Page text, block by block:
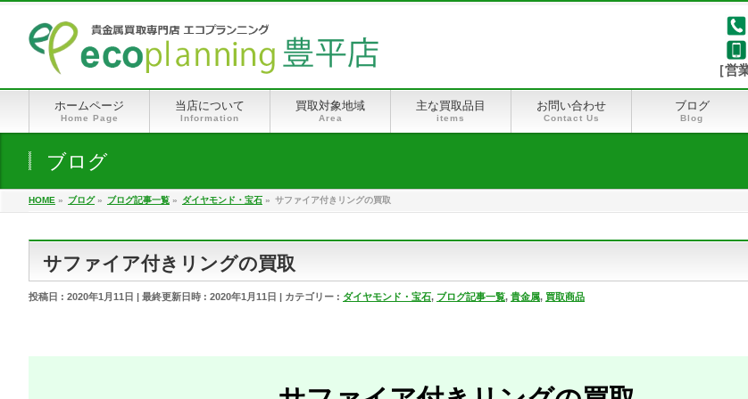
ホームページ
Home Page
当店について
Information
買取対象地域
Area
主な買取品目
items
お問い合わせ
Contact Us
ブログ
Blog
ブログ
HOME » ブログ» ブログ記事一覧 » ダイヤモンド・宝石 » サファイア付きリングの買取
サファイア付きリングの買取
投稿日 : 2020年1月11日 最終更新日時 : 2020年1月11日 カテゴリー : ダイヤモンド・宝石, ブログ記事一覧, 貴金属, 買取商品